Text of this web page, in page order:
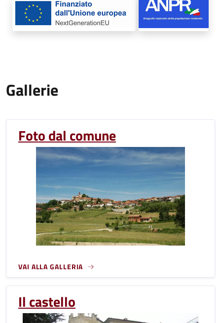
Gallerie
Foto dal comune
VAI ALLA GALLERIA
Il castello